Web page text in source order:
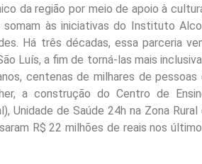
da região por meio de apoio à
somam às iniciativas do Instituto
Há três décadas, essa parceria
Luís, a fim de torná-las mais
centenas de milhares de pessoas
a construção do Centro de
Unidade de Saúde 24h na Zona Rural
R$ 22 milhões de reais nos